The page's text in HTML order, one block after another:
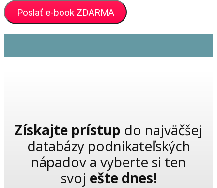
Poslať e-book ZDARMA
Získajte prístup do najväčšej
databázy podnikateľských
nápadov a vyberte si ten
svoj ešte dnes!